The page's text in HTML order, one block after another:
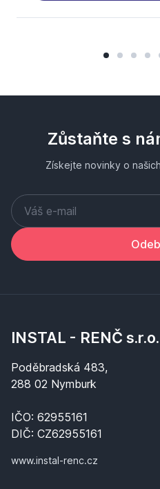
Zůstaňte s
Získejte novinky o
INSTAL - RENČ s.r.o.
Poděbradská 483,
288 02 Nymburk
IČO: 62955161
DIČ: CZ62955161
www.instal-renc.cz